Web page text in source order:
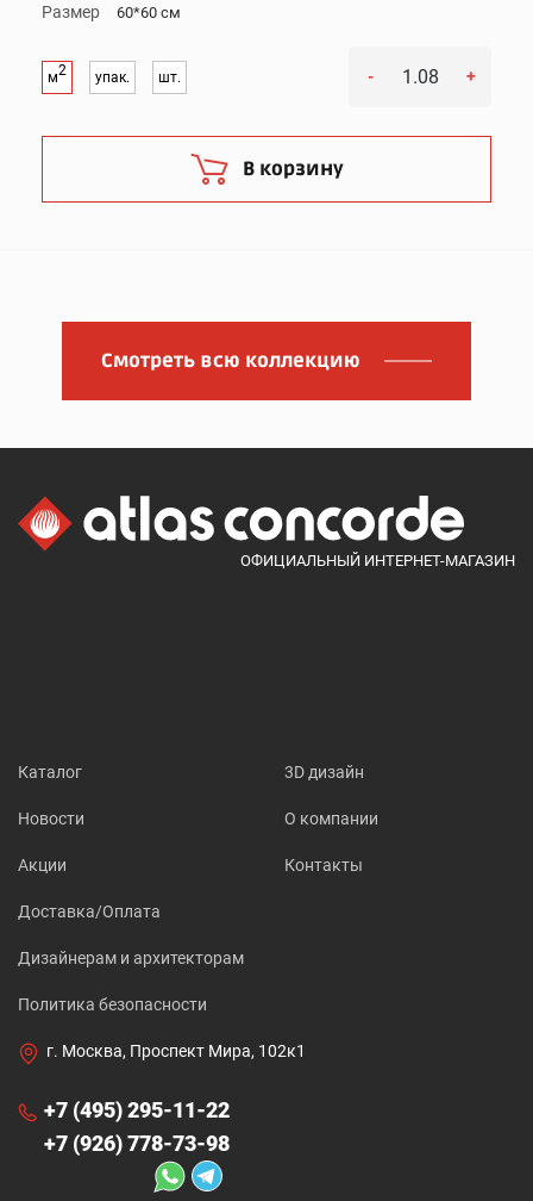
Размер 60*60 см
м2 упак. шт. - +
В корзину
Смотреть всю коллекцию
ОФИЦИАЛЬНЫЙ ИНТЕРНЕТ-МАГАЗИН
Каталог
Новости
Акции
3D дизайн
О компании
Контакты
Доставка/Оплата
Дизайнерам и архитекторам
Политика безопасности
г. Москва, Проспект Мира, 102к1
+7 (495) 295-11-22
+7 (926) 778-73-98